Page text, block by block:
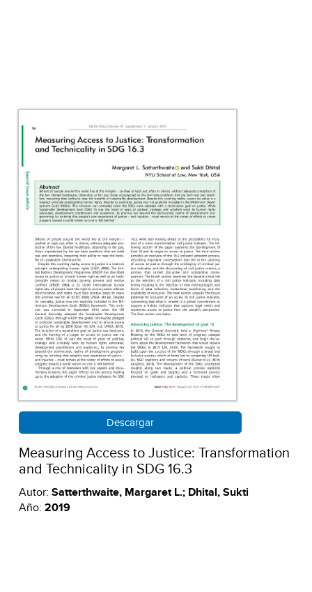
Descargar
Measuring Access to Justice: Transformation
and Technicality in SDG 16.3
Autor: Satterthwaite, Margaret L.; Dhital, Sukti
Año: 2019